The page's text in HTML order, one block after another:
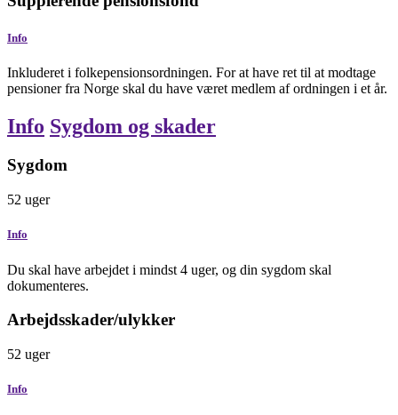
Info
Inkluderet i folkepensionsordningen. For at have ret til at modtage
pensioner fra Norge skal du have været medlem af ordningen i et år.
Info Sygdom og skader
Sygdom
52 uger
Info
Du skal have arbejdet i mindst 4 uger, og din sygdom skal
dokumenteres.
Arbejdsskader/ulykker
52 uger
Info